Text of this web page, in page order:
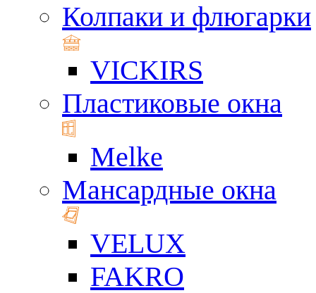
Колпаки и флюгарки
VICKIRS
Пластиковые окна
Melke
Мансардные окна
VELUX
FAKRO